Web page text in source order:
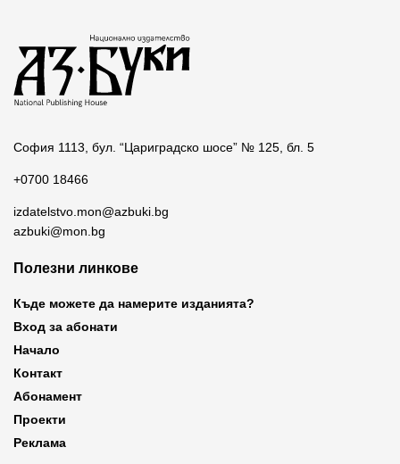
София 1113, бул. “Цариградско шосе” № 125, бл. 5
+0700 18466
izdatelstvo.mon@azbuki.bg
azbuki@mon.bg
Полезни линкове
Къде можете да намерите изданията?
Вход за абонати
Начало
Контакт
Абонамент
Проекти
Реклама